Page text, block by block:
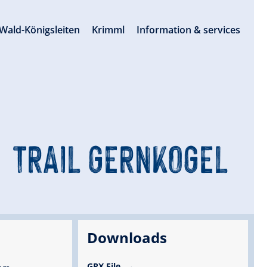
TRAIL GERNKOGEL
Downloads
Königsleiten Krimml Information & services